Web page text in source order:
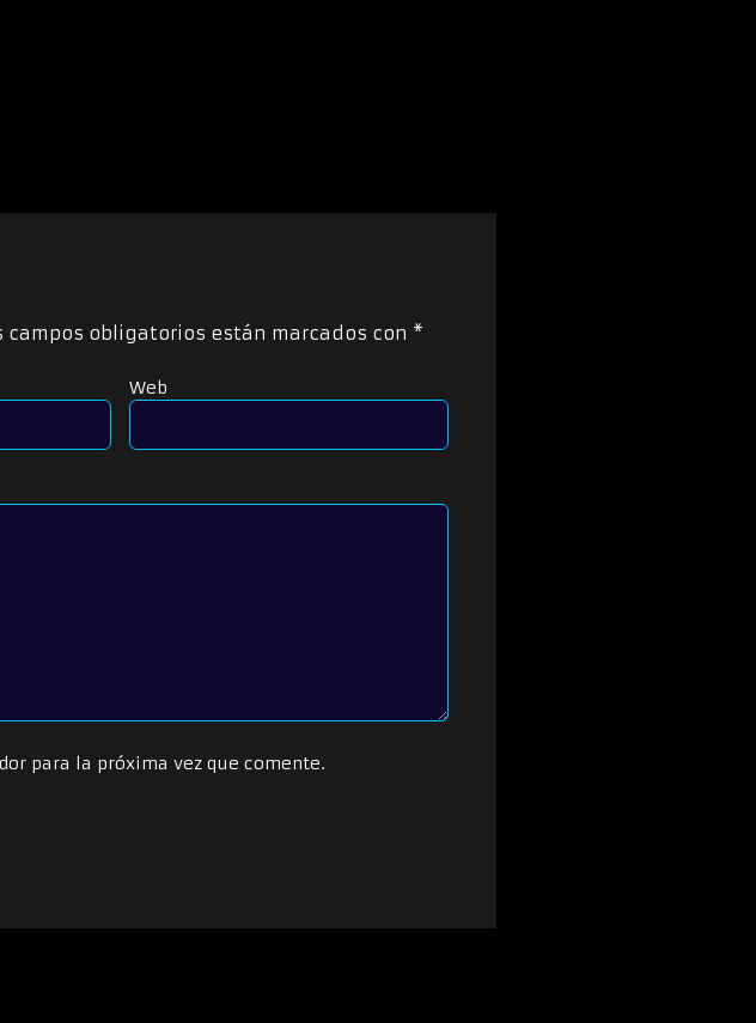
campos obligatorios están marcados con *
Web
para la próxima vez que comente.